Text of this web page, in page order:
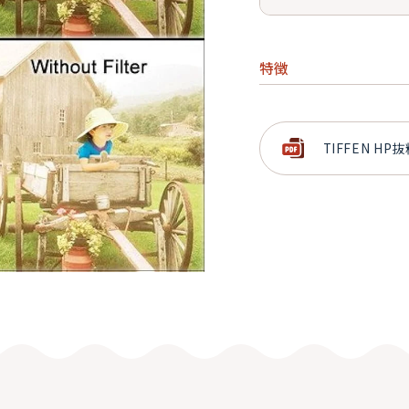
特徴
ときに使用するフィル
色を変化させること
TIFFEN HP抜